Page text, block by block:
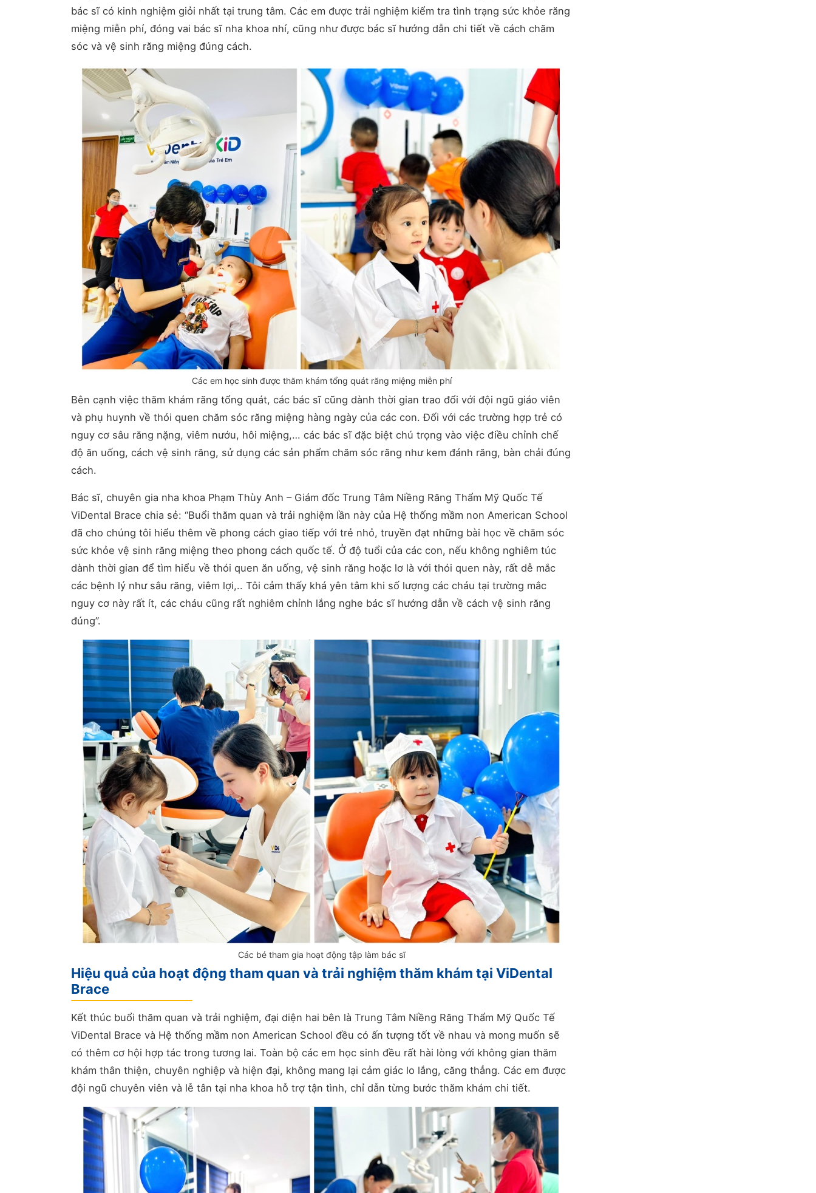
bác sĩ có kinh nghiệm giỏi nhất tại trung tâm. Các em được trải nghiệm kiểm tra tình trạng sức khỏe răng
miệng miễn phí, đóng vai bác sĩ nha khoa nhí, cũng như được bác sĩ hướng dẫn chi tiết về cách chăm
sóc và vệ sinh răng miệng đúng cách.
Các em học sinh được thăm khám tổng quát răng miệng miễn phí
Bên cạnh việc thăm khám răng tổng quát, các bác sĩ cũng dành thời gian trao đổi với đội ngũ giáo viên
và phụ huynh về thói quen chăm sóc răng miệng hàng ngày của các con. Đối với các trường hợp trẻ có
nguy cơ sâu răng nặng, viêm nướu, hôi miệng,… các bác sĩ đặc biệt chú trọng vào việc điều chỉnh chế
độ ăn uống, cách vệ sinh răng, sử dụng các sản phẩm chăm sóc răng như kem đánh răng, bàn chải đúng
cách.
Bác sĩ, chuyên gia nha khoa Phạm Thùy Anh – Giám đốc Trung Tâm Niềng Răng Thẩm Mỹ Quốc Tế
ViDental Brace chia sẻ: “Buổi thăm quan và trải nghiệm lần này của Hệ thống mầm non American School
đã cho chúng tôi hiểu thêm về phong cách giao tiếp với trẻ nhỏ, truyền đạt những bài học về chăm sóc
sức khỏe vệ sinh răng miệng theo phong cách quốc tế. Ở độ tuổi của các con, nếu không nghiêm túc
dành thời gian để tìm hiểu về thói quen ăn uống, vệ sinh răng hoặc lơ là với thói quen này, rất dễ mắc
các bệnh lý như sâu răng, viêm lợi,.. Tôi cảm thấy khá yên tâm khi số lượng các cháu tại trường mắc
nguy cơ này rất ít, các cháu cũng rất nghiêm chỉnh lắng nghe bác sĩ hướng dẫn về cách vệ sinh răng
đúng”.
Các bé tham gia hoạt động tập làm bác sĩ
Hiệu quả của hoạt động tham quan và trải nghiệm thăm khám tại ViDental
Brace
Kết thúc buổi thăm quan và trải nghiệm, đại diện hai bên là Trung Tâm Niềng Răng Thẩm Mỹ Quốc Tế
ViDental Brace và Hệ thống mầm non American School đều có ấn tượng tốt về nhau và mong muốn sẽ
có thêm cơ hội hợp tác trong tương lai. Toàn bộ các em học sinh đều rất hài lòng với không gian thăm
khám thân thiện, chuyên nghiệp và hiện đại, không mang lại cảm giác lo lắng, căng thẳng. Các em được
đội ngũ chuyên viên và lễ tân tại nha khoa hỗ trợ tận tình, chỉ dẫn từng bước thăm khám chi tiết.